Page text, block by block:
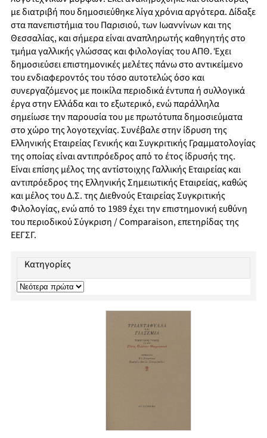
με διατριβή που δημοσιεύθηκε λίγα χρόνια αργότερα. Δίδαξε
στα πανεπιστήμια του Παρισιού, των Ιωαννίνων και της
Θεσσαλίας, και σήμερα είναι αναπληρωτής καθηγητής στο
τμήμα γαλλικής γλώσσας και φιλολογίας του ΑΠΘ. Έχει
δημοσιεύσει επιστημονικές μελέτες πάνω στο αντικείμενο
του ενδιαφεροντός του τόσο αυτοτελώς όσο και
συνεργαζόμενος με ποικίλα περιοδικά έντυπα ή συλλογικά
έργα στην Ελλάδα και το εξωτερικό, ενώ παράλληλα
σημείωσε την παρουσία του με πρωτότυπα δημοσιεύματα
στο χώρο της λογοτεχνίας. Συνέβαλε στην ίδρυση της
Ελληνικής Εταιρείας Γενικής και Συγκριτικής Γραμματολογίας
της οποίας είναι αντιπρόεδρος από το έτος ίδρυσής της.
Είναι επίσης μέλος της αντίστοιχης Γαλλικής Εταιρείας και
αντιπρόεδρος της Ελληνικής Σημειωτικής Εταιρείας, καθώς
και μέλος του Δ.Σ. της Διεθνούς Εταιρείας Συγκριτικής
Φιλολογίας, ενώ από το 1989 έχει την επιστημονική ευθύνη
του περιοδικού Σύγκριση / Comparaison, επετηρίδας της
ΕΕΓΣΓ.
Κατηγορίες